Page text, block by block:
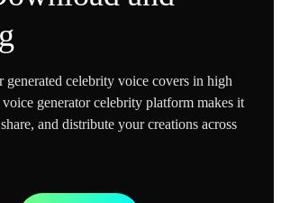
celebrity voice covers in high
generator celebrity platform makes it
and distribute your creations across